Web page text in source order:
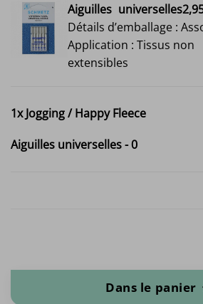
Aiguilles
Détails d’emballage :
Application : Tissus non
extensibles
1xJogging / Happy Fleece
Aiguilles universelles-0
Dans le panier